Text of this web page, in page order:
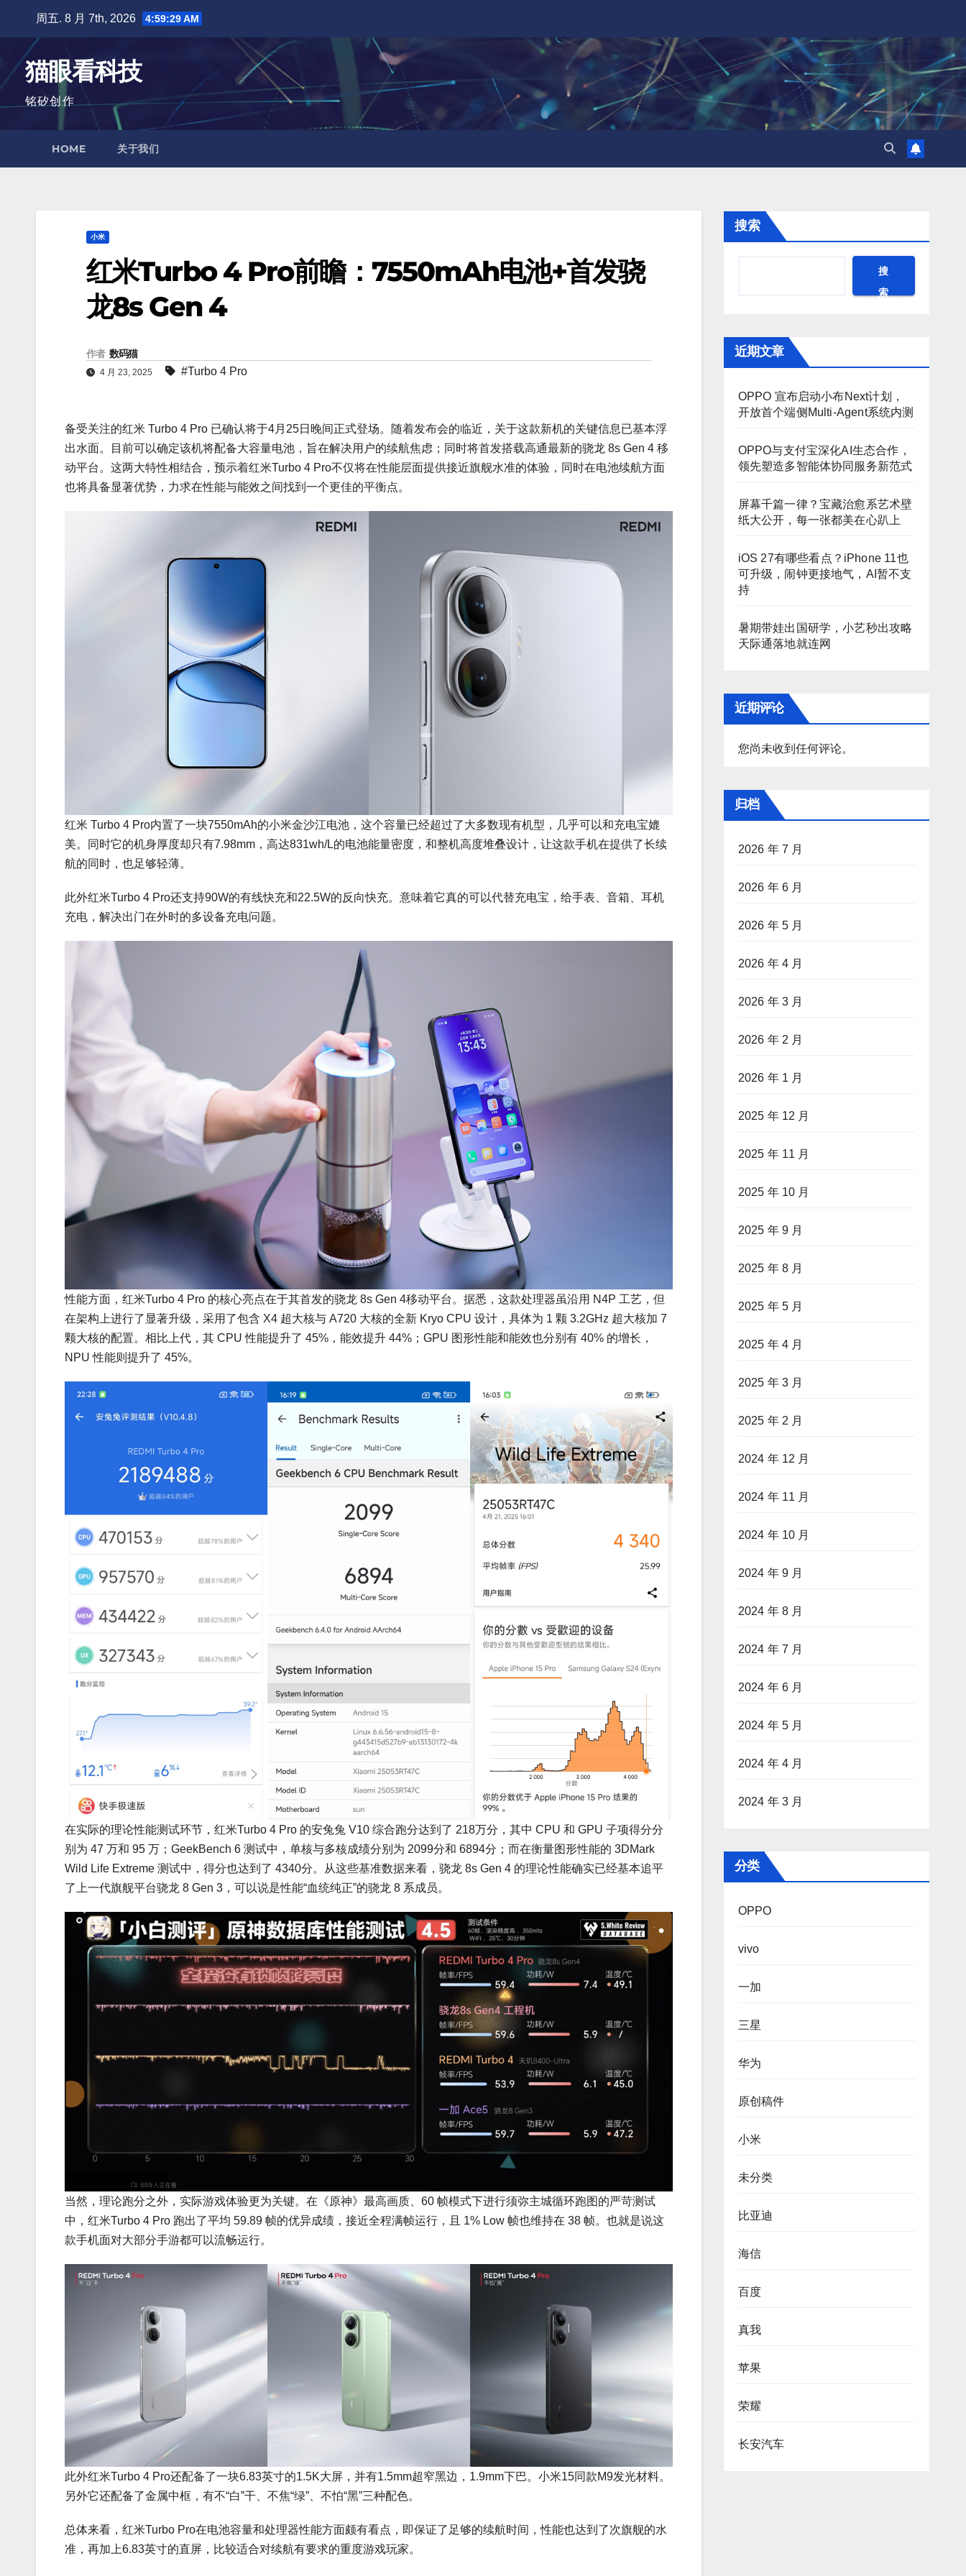
容
周五. 8 月 7th, 2026 4:59:31 AM
猫眼看科技
铭矽创作
HOME 关于我们
小米
红米Turbo 4 Pro前瞻：7550mAh电池+首发骁
龙8s Gen 4
作者 数码猫
4 月 23, 2025 #Turbo 4 Pro
备受关注的红米 Turbo 4 Pro 已确认将于4月25日晚间正式登场。随着发布会的临近，关于这款新机的关键信息已基本浮
出水面。目前可以确定该机将配备大容量电池，旨在解决用户的续航焦虑；同时将首发搭载高通最新的骁龙 8s Gen 4 移
动平台。这两大特性相结合，预示着红米Turbo 4 Pro不仅将在性能层面提供接近旗舰水准的体验，同时在电池续航方面
也将具备显著优势，力求在性能与能效之间找到一个更佳的平衡点。
红米 Turbo 4 Pro内置了一块7550mAh的小米金沙江电池，这个容量已经超过了大多数现有机型，几乎可以和充电宝媲
美。同时它的机身厚度却只有7.98mm，高达831wh/L的电池能量密度，和整机高度堆叠设计，让这款手机在提供了长续
航的同时，也足够轻薄。
此外红米Turbo 4 Pro还支持90W的有线快充和22.5W的反向快充。意味着它真的可以代替充电宝，给手表、音箱、耳机
充电，解决出门在外时的多设备充电问题。
性能方面，红米Turbo 4 Pro 的核心亮点在于其首发的骁龙 8s Gen 4移动平台。据悉，这款处理器虽沿用 N4P 工艺，但
在架构上进行了显著升级，采用了包含 X4 超大核与 A720 大核的全新 Kryo CPU 设计，具体为 1 颗 3.2GHz 超大核加 7
颗大核的配置。相比上代，其 CPU 性能提升了 45%，能效提升 44%；GPU 图形性能和能效也分别有 40% 的增长，
NPU 性能则提升了 45%。
在实际的理论性能测试环节，红米Turbo 4 Pro 的安兔兔 V10 综合跑分达到了 218万分，其中 CPU 和 GPU 子项得分分
别为 47 万和 95 万；GeekBench 6 测试中，单核与多核成绩分别为 2099分和 6894分；而在衡量图形性能的 3DMark
Wild Life Extreme 测试中，得分也达到了 4340分。从这些基准数据来看，骁龙 8s Gen 4 的理论性能确实已经基本追平
了上一代旗舰平台骁龙 8 Gen 3，可以说是性能“血统纯正”的骁龙 8 系成员。
当然，理论跑分之外，实际游戏体验更为关键。在《原神》最高画质、60 帧模式下进行须弥主城循环跑图的严苛测试
中，红米Turbo 4 Pro 跑出了平均 59.89 帧的优异成绩，接近全程满帧运行，且 1% Low 帧也维持在 38 帧。也就是说这
款手机面对大部分手游都可以流畅运行。
此外红米Turbo 4 Pro还配备了一块6.83英寸的1.5K大屏，并有1.5mm超窄黑边，1.9mm下巴。小米15同款M9发光材料。
另外它还配备了金属中框，有不“白”干、不焦“绿”、不怕“黑”三种配色。
总体来看，红米Turbo Pro在电池容量和处理器性能方面颇有看点，即保证了足够的续航时间，性能也达到了次旗舰的水
准，再加上6.83英寸的直屏，比较适合对续航有要求的重度游戏玩家。
搜索
搜
索
近期文章
OPPO 宣布启动小布Next计划，
开放首个端侧Multi-Agent系统内测
OPPO与支付宝深化AI生态合作，
领先塑造多智能体协同服务新范式
屏幕千篇一律？宝藏治愈系艺术壁
纸大公开，每一张都美在心趴上
iOS 27有哪些看点？iPhone 11也
可升级，闹钟更接地气，AI暂不支
持
暑期带娃出国研学，小艺秒出攻略
天际通落地就连网
近期评论
您尚未收到任何评论。
归档
2026 年 7 月
2026 年 6 月
2026 年 5 月
2026 年 4 月
2026 年 3 月
2026 年 2 月
2026 年 1 月
2025 年 12 月
2025 年 11 月
2025 年 10 月
2025 年 9 月
2025 年 8 月
2025 年 5 月
2025 年 4 月
2025 年 3 月
2025 年 2 月
2024 年 12 月
2024 年 11 月
2024 年 10 月
2024 年 9 月
2024 年 8 月
2024 年 7 月
2024 年 6 月
2024 年 5 月
2024 年 4 月
2024 年 3 月
分类
OPPO
vivo
一加
三星
华为
原创稿件
小米
未分类
比亚迪
海信
百度
真我
苹果
荣耀
长安汽车